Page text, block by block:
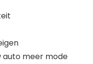
auto meer mode